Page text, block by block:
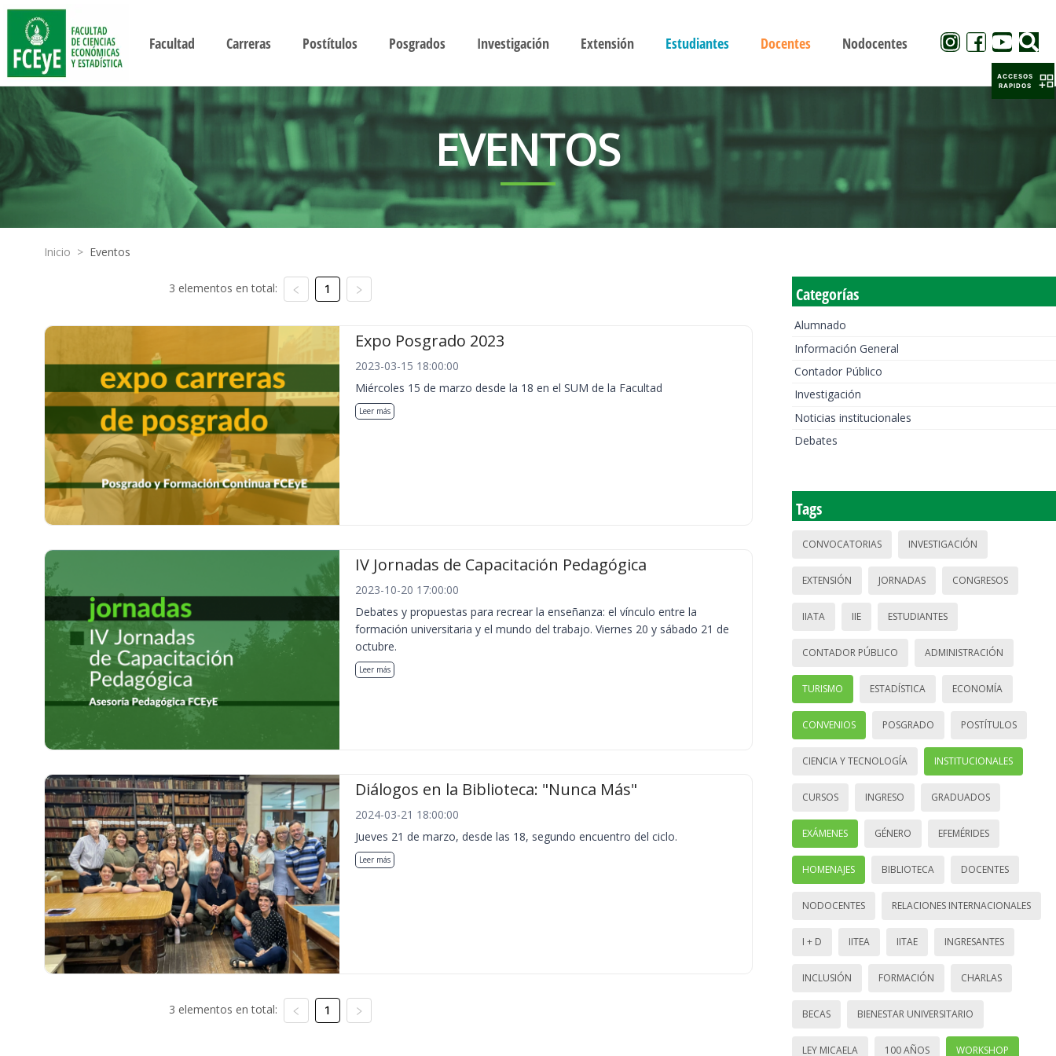
Facultad Carreras Postítulos Posgrados Investigación Extensión Estudiantes Docentes Nodocentes
EVENTOS
Inicio > Eventos
3 elementos en total: 1
Expo Posgrado 2023
2023-03-15 18:00:00
Miércoles 15 de marzo desde la 18 en el SUM de la Facultad
Leer más
IV Jornadas de Capacitación Pedagógica
2023-10-20 17:00:00
Debates y propuestas para recrear la enseñanza: el vínculo entre la
formación universitaria y el mundo del trabajo. Viernes 20 y sábado 21 de
octubre.
Leer más
Diálogos en la Biblioteca: "Nunca Más"
2024-03-21 18:00:00
Jueves 21 de marzo, desde las 18, segundo encuentro del ciclo.
Leer más
3 elementos en total: 1
Categorías
Alumnado
Información General
Contador Público
Investigación
Noticias institucionales
Debates
Tags
CONVOCATORIAS INVESTIGACIÓN
EXTENSIÓN JORNADAS CONGRESOS
IIATA IIE ESTUDIANTES
CONTADOR PÚBLICO ADMINISTRACIÓN
TURISMO ESTADÍSTICA ECONOMÍA
CONVENIOS POSGRADO POSTÍTULOS
CIENCIA Y TECNOLOGÍA INSTITUCIONALES
CURSOS INGRESO GRADUADOS
EXÁMENES GÉNERO EFEMÉRIDES
HOMENAJES BIBLIOTECA DOCENTES
NODOCENTES RELACIONES INTERNACIONALES
I + D IITEA IITAE INGRESANTES
INCLUSIÓN FORMACIÓN CHARLAS
BECAS BIENESTAR UNIVERSITARIO
LEY MICAELA 100 AÑOS WORKSHOP
ACCESOS
RAPIDOS